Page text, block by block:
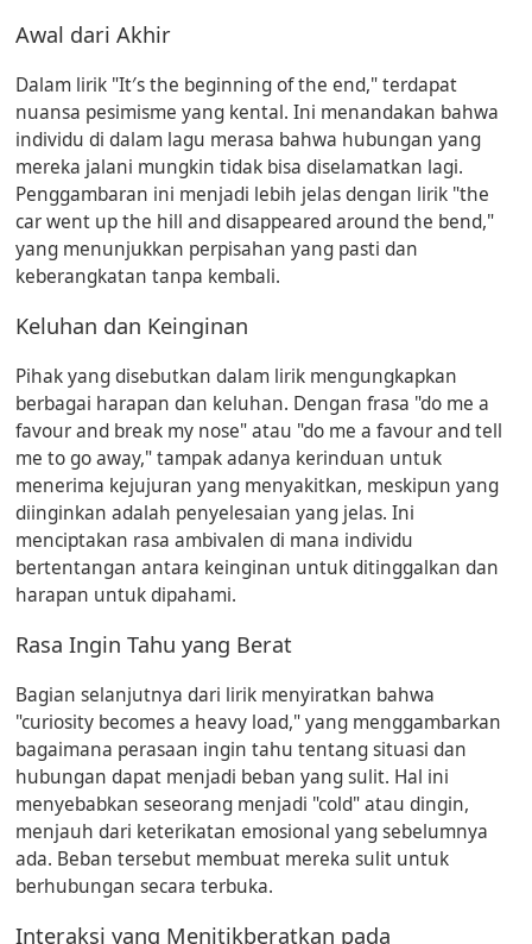
Awal dari Akhir
Dalam lirik "It′s the beginning of the end," terdapat
nuansa pesimisme yang kental. Ini menandakan bahwa
individu di dalam lagu merasa bahwa hubungan yang
mereka jalani mungkin tidak bisa diselamatkan lagi.
Penggambaran ini menjadi lebih jelas dengan lirik "the
car went up the hill and disappeared around the bend,"
yang menunjukkan perpisahan yang pasti dan
keberangkatan tanpa kembali.
Keluhan dan Keinginan
Pihak yang disebutkan dalam lirik mengungkapkan
berbagai harapan dan keluhan. Dengan frasa "do me a
favour and break my nose" atau "do me a favour and tell
me to go away," tampak adanya kerinduan untuk
menerima kejujuran yang menyakitkan, meskipun yang
diinginkan adalah penyelesaian yang jelas. Ini
menciptakan rasa ambivalen di mana individu
bertentangan antara keinginan untuk ditinggalkan dan
harapan untuk dipahami.
Rasa Ingin Tahu yang Berat
Bagian selanjutnya dari lirik menyiratkan bahwa
"curiosity becomes a heavy load," yang menggambarkan
bagaimana perasaan ingin tahu tentang situasi dan
hubungan dapat menjadi beban yang sulit. Hal ini
menyebabkan seseorang menjadi "cold" atau dingin,
menjauh dari keterikatan emosional yang sebelumnya
ada. Beban tersebut membuat mereka sulit untuk
berhubungan secara terbuka.
Interaksi yang Menitikberatkan pada